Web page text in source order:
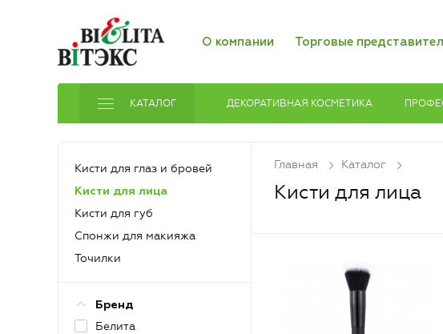
О компании Торговые
КАТАЛОГ ДЕКОРАТИВНАЯ КОСМЕТИКА
Кисти для глаз и бровей
Кисти для лица
Кисти для губ
Спонжи для макияжа
Точилки
Бренд
Белита
Главная Каталог
Кисти для лица